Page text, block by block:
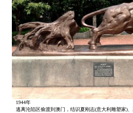
1944年
逃离沦陷区偷渡到澳门，结识夏刚志(意大利雕塑家)、